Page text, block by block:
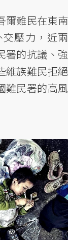
爾難民在東南
壓力，近兩
署的抗議、強
族難民拒絕
難民署的高風